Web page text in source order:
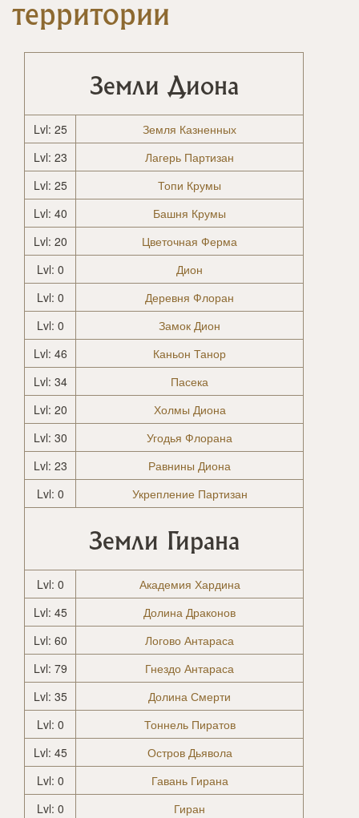
территории
Земли Диона
Lvl: 25
Земля Казненных
Lvl: 23
Лагерь Партизан
Lvl: 25
Топи Крумы
Lvl: 40
Башня Крумы
Lvl: 20
Цветочная Ферма
Lvl: 0
Дион
Lvl: 0
Деревня Флоран
Lvl: 0
Замок Дион
Lvl: 46
Каньон Танор
Lvl: 34
Пасека
Lvl: 20
Холмы Диона
Lvl: 30
Угодья Флорана
Lvl: 23
Равнины Диона
Lvl: 0
Укрепление Партизан
Земли Гирана
Lvl: 0
Академия Хардина
Lvl: 45
Долина Драконов
Lvl: 60
Логово Антараса
Lvl: 79
Гнездо Антараса
Lvl: 35
Долина Смерти
Lvl: 0
Тоннель Пиратов
Lvl: 45
Остров Дьявола
Lvl: 0
Гавань Гирана
Lvl: 0
Гиран